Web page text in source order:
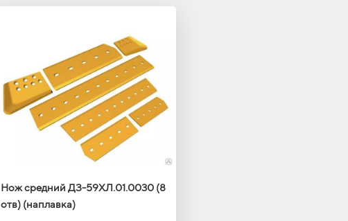
Нож средний ДЗ-59ХЛ.01.0030 (8
отв) (наплавка)